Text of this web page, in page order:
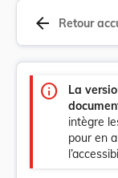
arrow_back Retour
info
La
intègre
pour en